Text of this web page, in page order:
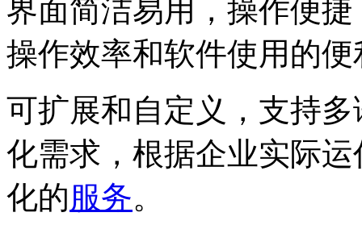
界面简洁易用，操作便
操作效率和软件使用的便
可扩展和自定义，支持
化需求，根据企业实际
化的服务。